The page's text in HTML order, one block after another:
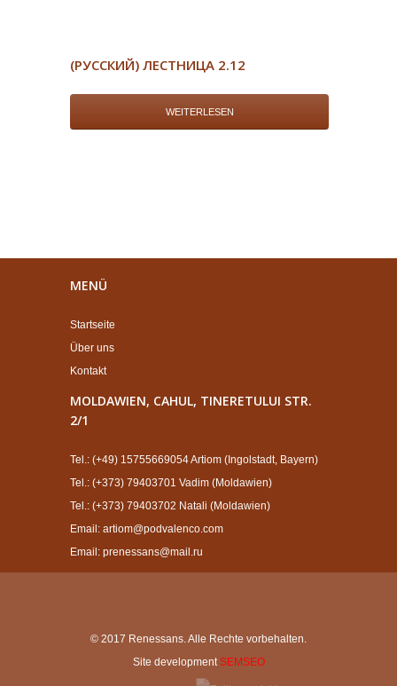
(РУССКИЙ) ЛЕСТНИЦА 2.12
WEITERLESEN
MENÜ
Startseite
Über uns
Kontakt
MOLDAWIEN, CAHUL, TINERETULUI STR.
2/1
Tel.: (+49) 15755669054 Artiom (Ingolstadt, Bayern)
Tel.: (+373) 79403701 Vadim (Moldawien)
Tel.: (+373) 79403702 Natali (Moldawien)
Email: artiom@podvalenco.com
Email: prenessans@mail.ru
© 2017 Renessans. Alle Rechte vorbehalten.
Site development SEMSEO